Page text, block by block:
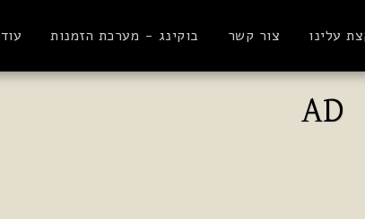
עלינו צור קשר בוקינג - מערכת הזמנות עוד
AD